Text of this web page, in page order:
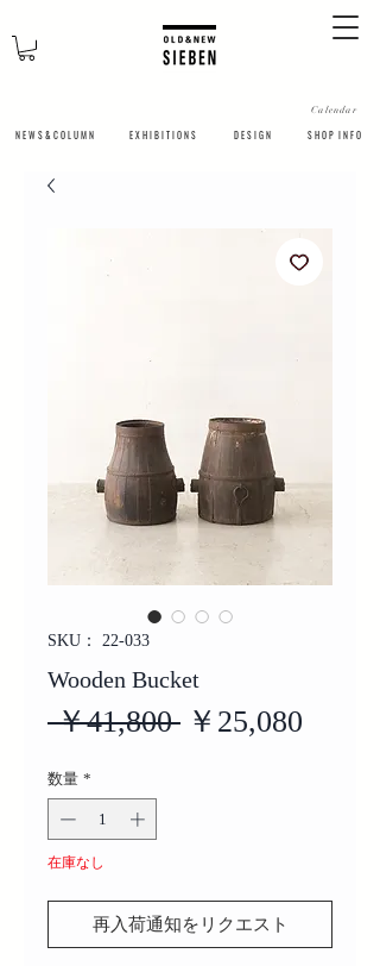
N E W S & C O L U M N
Calendar
​E X H I B I T I O N S D E S I G N S H O P I N F O
SKU： 22-033
Wooden Bucket
￥41,800 通￥25,080
数量 *
在庫なし
再入荷通知をリクエスト